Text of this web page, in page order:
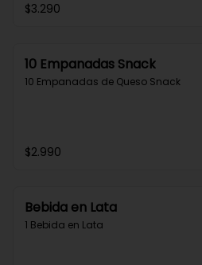
$3.290
10 Empanadas Snack
10 Empanadas de Queso Snack
$2.990
Bebida en Lata
1 Bebida en Lata